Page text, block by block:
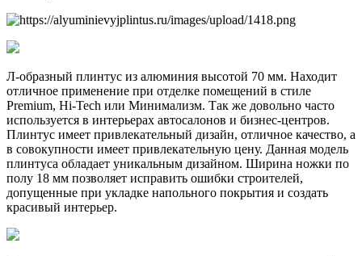
Л-образный плинтус из алюминия высотой 70 мм. Находит
отличное применение при отделке помещений в стиле
Premium, Hi-Tech или Минимализм. Так же довольно часто
используется в интерьерах автосалонов и бизнес-центров.
Плинтус имеет привлекательный дизайн, отличное качество, а
в совокупности имеет привлекательную цену. Данная модель
плинтуса обладает уникальным дизайном. Ширина ножки по
полу 18 мм позволяет исправить ошибки строителей,
допущенные при укладке напольного покрытия и создать
красивый интерьер.